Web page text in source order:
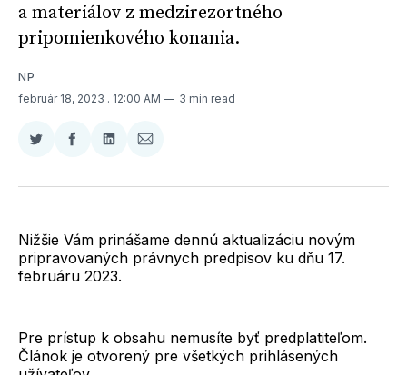
a materiálov z medzirezortného
pripomienkového konania.
NP
február 18, 2023 . 12:00 AM 3 min read
Zdieľať
Twitter
Zdieľať
Facebooku
Zdieľať
LinkedIne
Zdieľať
E-
Nižšie Vám prinášame dennú aktualizáciu novým
pripravovaných právnych predpisov ku dňu 17.
februáru 2023.
Pre prístup k obsahu nemusíte byť predplatiteľom.
Článok je otvorený pre všetkých prihlásených